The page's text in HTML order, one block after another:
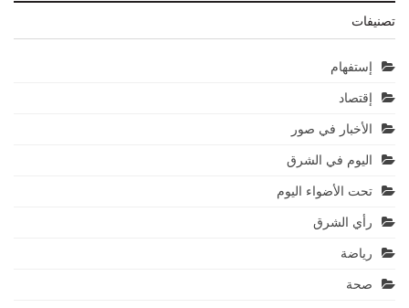
تصنيفات
إستفهام
إقتصاد
الأخبار في صور
اليوم في الشرق
تحت الأضواء اليوم
رأي الشرق
رياضة
صحة